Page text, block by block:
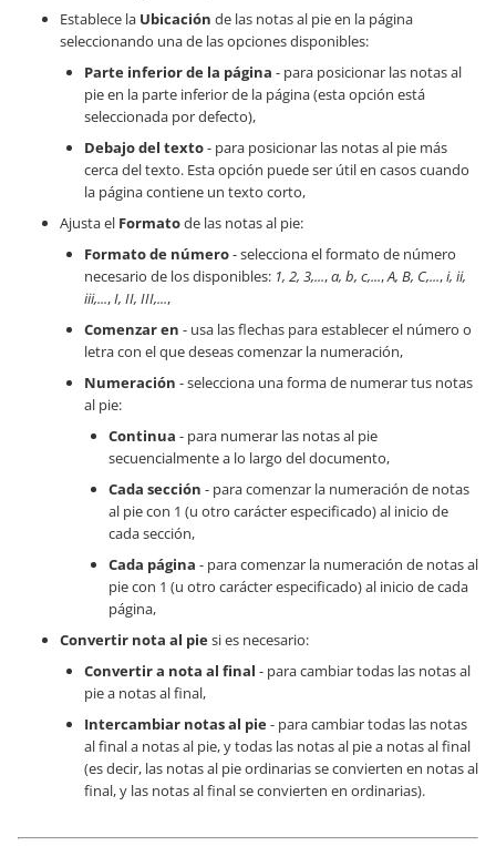
Establece la Ubicación de las notas al pie en la página
seleccionando una de las opciones disponibles:
Parte inferior de la página - para posicionar las notas al
pie en la parte inferior de la página (esta opción está
seleccionada por defecto),
Debajo del texto- para posicionar las notas al pie más
cerca del texto. Esta opción puede ser útil en casos cuando
la página contiene un texto corto,
Ajusta el Formatode las notas al pie:
Formato de número- selecciona el formato de número
necesario de los disponibles: 1, 2, 3,...,a, b, c,...,A, B, C,...,i, ii,
iii,...,I, II, III,...,
Comenzar en - usa las flechas para establecer el número o
letra con el que deseas comenzar la numeración,
Numeración - selecciona una forma de numerar tus notas
al pie:
Continua - para numerar las notas al pie
secuencialmente a lo largo del documento,
Cada sección - para comenzar la numeración de notas
al pie con 1 (u otro carácter especificado) al inicio de
cada sección,
Cada página - para comenzar la numeración de notas al
pie con 1 (u otro carácter especificado) al inicio de cada
página,
Convertir nota al piesi es necesario:
Convertir a nota al final - para cambiar todas las notas al
pie a notas al final,
Intercambiar notas al pie- para cambiar todas las notas
al final a notas al pie, y todas las notas al pie a notas al final
(es decir, las notas al pie ordinarias se convierten en notas al
final, y las notas al final se convierten en ordinarias).